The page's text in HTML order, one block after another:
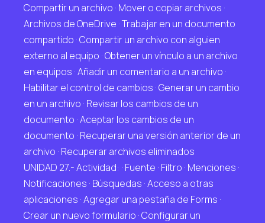
Compartir un archivo · Mover o copiar archivos ·
Archivos de OneDrive · Trabajar en un documento
compartido · Compartir un archivo con alguien
externo al equipo · Obtener un vínculo a un archivo
en equipos · Añadir un comentario a un archivo ·
Habilitar el control de cambios · Generar un cambio
en un archivo · Revisar los cambios de un
documento · Aceptar los cambios de un
documento · Recuperar una versión anterior de un
archivo · Recuperar archivos eliminados
UNIDAD 27.- Actividad: · Fuente · Filtro · Menciones ·
Notificaciones · Búsquedas · Acceso a otras
aplicaciones · Agregar una pestaña de Forms ·
Crear un nuevo formulario · Configurar un